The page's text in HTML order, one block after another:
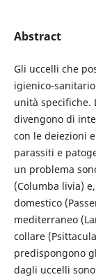
Abstract
Gli uccelli che
unità specifiche.
divengono di
con le deiezioni
parassiti e
un problema
(Columba livia)
domestico
mediterraneo
collare
predispongono
dagli uccelli